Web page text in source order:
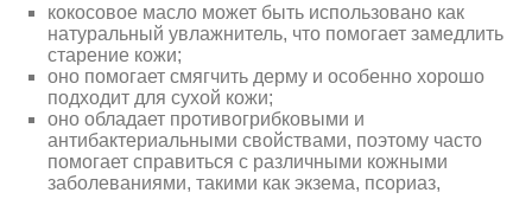
кокосовое масло может быть использовано как
натуральный увлажнитель, что помогает замедлить
старение кожи;
оно помогает смягчить дерму и особенно хорошо
подходит для сухой кожи;
оно обладает противогрибковыми и
антибактериальными свойствами, поэтому часто
помогает справиться с различными кожными
заболеваниями, такими как экзема, псориаз,